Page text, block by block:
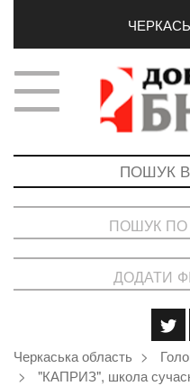
ПОШУК ПО
ДОДАТИ
Черкаська область
"КАПРИЗ", школа